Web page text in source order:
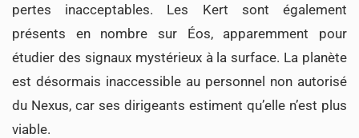
pertes inacceptables. Les Kert sont également
présents en nombre sur Éos, apparemment pour
étudier des signaux mystérieux à la surface. La planète
est désormais inaccessible au personnel non autorisé
du Nexus, car ses dirigeants estiment qu’elle n’est plus
viable.